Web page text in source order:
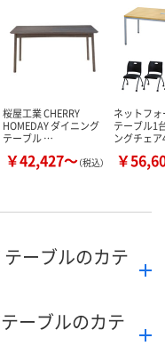
桜屋工業 CHERRY
HOMEDAY ダイニング
テーブル …
￥42,427～（税込）
ネットフ
テーブル1
ングチェ
￥
ーブルのカテ
ーブルのカテ